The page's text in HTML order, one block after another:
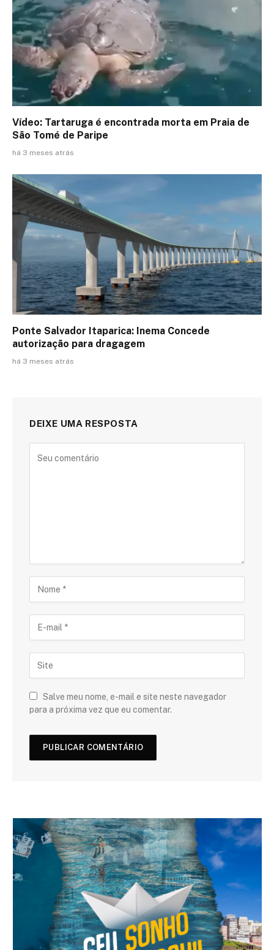
Vídeo: Tartaruga é encontrada morta em Praia de
São Tomé de Paripe
há 3 meses atrás
Ponte Salvador Itaparica: Inema Concede
autorização para dragagem
há 3 meses atrás
DEIXE UMA RESPOSTA
Salve meu nome, e-mail e site neste navegador
para a próxima vez que eu comentar.